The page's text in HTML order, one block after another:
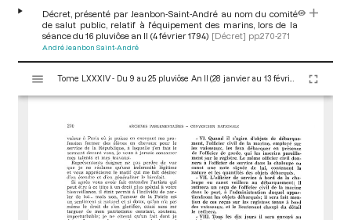
Décret, présenté par Jeanbon-Saint-André au nom du comité
de salut public, relatif à l'équipement des marins, lors de la
séance du 16 pluviôse an II (4 février 1794) [Décret] pp.270-271
André Jeanbon Saint-André
s